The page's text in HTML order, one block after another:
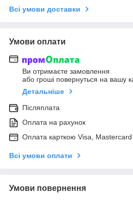
Всі умови доставки
Умови оплати
Ви отримаєте замовлення
або гроші повернуться на вашу
Детальніше
Післяплата
Оплата на рахунок
Оплата карткою Visa,
Всі умови оплати
Умови повернення